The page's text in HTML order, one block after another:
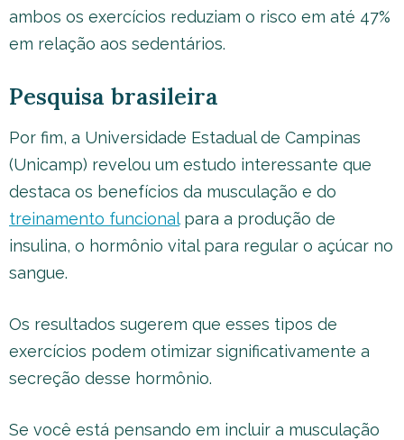
ambos os exercícios reduziam o risco em até 47%
em relação aos sedentários.
Pesquisa brasileira
Por fim, a Universidade Estadual de Campinas
(Unicamp) revelou um estudo interessante que
destaca os benefícios da musculação e do
treinamento funcionalpara a produção de
insulina, o hormônio vital para regular o açúcar no
sangue.
Os resultados sugerem que esses tipos de
exercícios podem otimizar significativamente a
secreção desse hormônio.
Se você está pensando em incluir a musculação